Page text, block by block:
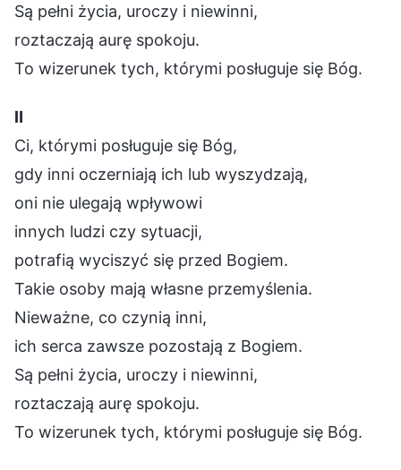
Są pełni życia, uroczy i niewinni,
roztaczają aurę spokoju.
To wizerunek tych, którymi posługuje się Bóg.
Ⅱ
Ci, którymi posługuje się Bóg,
gdy inni oczerniają ich lub wyszydzają,
oni nie ulegają wpływowi
innych ludzi czy sytuacji,
potrafią wyciszyć się przed Bogiem.
Takie osoby mają własne przemyślenia.
Nieważne, co czynią inni,
ich serca zawsze pozostają z Bogiem.
Są pełni życia, uroczy i niewinni,
roztaczają aurę spokoju.
To wizerunek tych, którymi posługuje się Bóg.